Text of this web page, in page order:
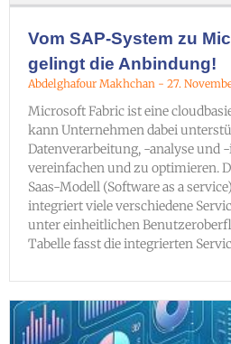
Vom SAP-System zu
gelingt die Anbindung!
Abdelghafour Makhchan 27.
Microsoft Fabric ist eine
kann Unternehmen dabei
Datenverarbeitung, -analyse und
vereinfachen und zu optimieren.
Saas-Modell (Software as a
integriert viele verschiedene
unter einheitlichen
Tabelle fasst die integrierten